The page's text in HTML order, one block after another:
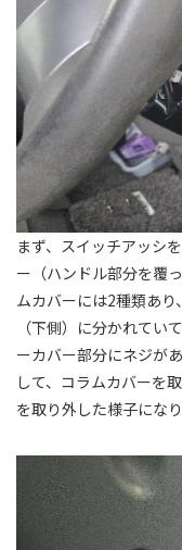
まず、スイッチアッシ
ー（ハンドル部分を覆
ムカバーには2種類あ
（下側）に分かれてい
ーカバー部分にネジが
して、コラムカバーを
を取り外した様子になり